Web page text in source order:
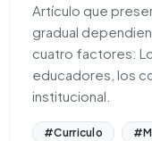
Artículo que
gradual
cuatro factores:
educadores, los
institucional.
#Curriculo